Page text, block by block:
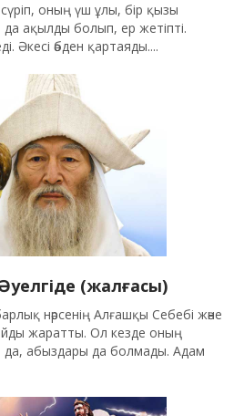
оның үш ұлы, бір қызы
ақылды болып, ер жетіпті.
Әкесі әбден қартаяды....
(жалғасы)
нәрсенің Алғашқы Себебі және
жаратты. Ол кезде оның
да, абыздары да болмады. Адам